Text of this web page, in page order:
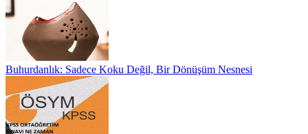
Buhurdanlık: Sadece Koku Değil, Bir Dönüşüm Nesnesi